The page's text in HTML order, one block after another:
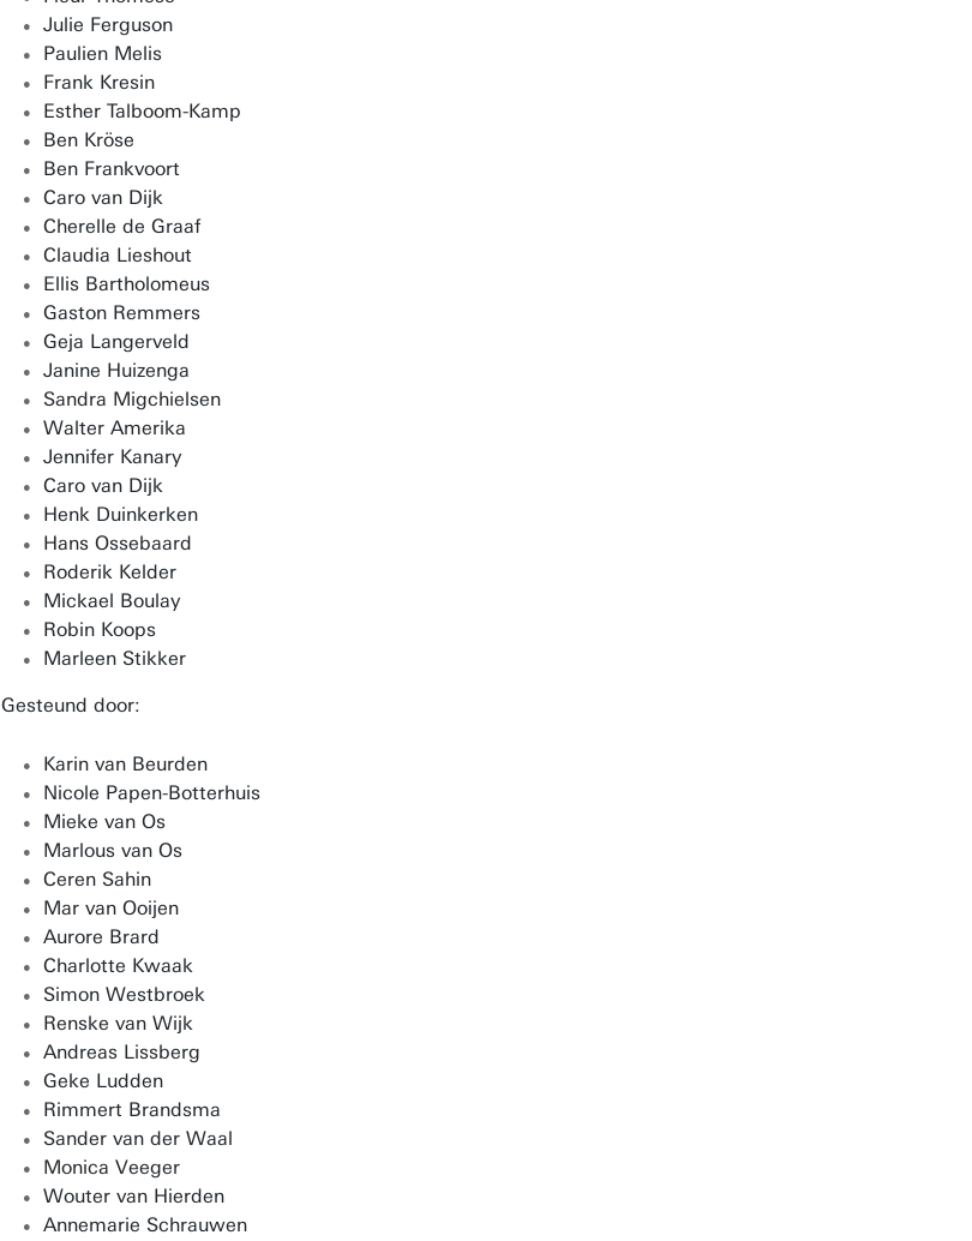
Julie Ferguson
Paulien Melis
Frank Kresin
Esther Talboom-Kamp
Ben Kröse
Ben Frankvoort
Caro van Dijk
Cherelle de Graaf
Claudia Lieshout
Ellis Bartholomeus
Gaston Remmers
Geja Langerveld
Janine Huizenga
Sandra Migchielsen
Walter Amerika
Jennifer Kanary
Caro van Dijk
Henk Duinkerken
Hans Ossebaard
Roderik Kelder
Mickael Boulay
Robin Koops
Marleen Stikker
Gesteund door:
Karin van Beurden
Nicole Papen-Botterhuis
Mieke van Os
Marlous van Os
Ceren Sahin
Mar van Ooijen
Aurore Brard
Charlotte Kwaak
Simon Westbroek
Renske van Wijk
Andreas Lissberg
Geke Ludden
Rimmert Brandsma
Sander van der Waal
Monica Veeger
Wouter van Hierden
Annemarie Schrauwen